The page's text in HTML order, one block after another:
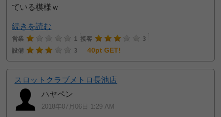
ている模様ｗ
続きを読む
営業 1 接客
3
設備
3 40pt GET!
スロットクラブメトロ長池店
ハヤペン
2018年07月06日 1:29 AM